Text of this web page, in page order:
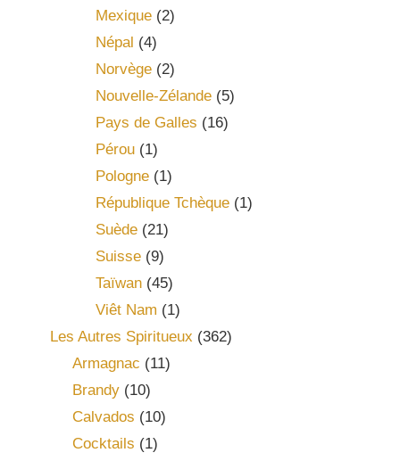
Mexique(2)
Népal (4)
Norvège(2)
Nouvelle-Zélande(5)
Pays de Galles (16)
Pérou(1)
Pologne(1)
République Tchèque(1)
Suède(21)
Suisse(9)
Taïwan(45)
Viêt Nam (1)
Les Autres Spiritueux (362)
Armagnac (11)
Brandy (10)
Calvados (10)
Cocktails (1)